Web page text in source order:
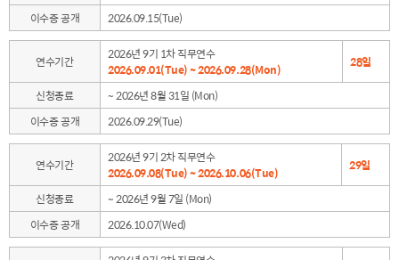
이수증 공개
2026.09.15(Tue)
연수기간
2026년 9기 1차 직무연수
2026.09.01(Tue) ~ 2026.09.28(Mon)
28일
신청종료
~ 2026년 8월 31일 (Mon)
이수증 공개
2026.09.29(Tue)
연수기간
2026년 9기 2차 직무연수
2026.09.08(Tue) ~ 2026.10.06(Tue)
29일
신청종료
~ 2026년 9월 7일 (Mon)
이수증 공개
2026.10.07(Wed)